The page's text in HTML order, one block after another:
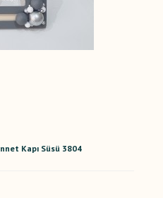
Kapı Süsü 3804